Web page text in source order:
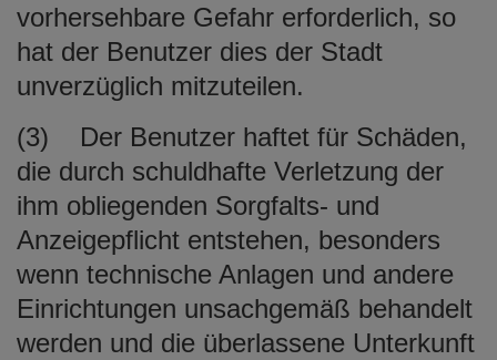
vorhersehbare Gefahr erforderlich, so
hat der Benutzer dies der Stadt
unverzüglich mitzuteilen.
(3) Der Benutzer haftet für Schäden,
die durch schuldhafte Verletzung der
ihm obliegenden Sorgfalts- und
Anzeigepflicht entstehen, besonders
wenn technische Anlagen und andere
Einrichtungen unsachgemäß behandelt
werden und die überlassene Unterkunft